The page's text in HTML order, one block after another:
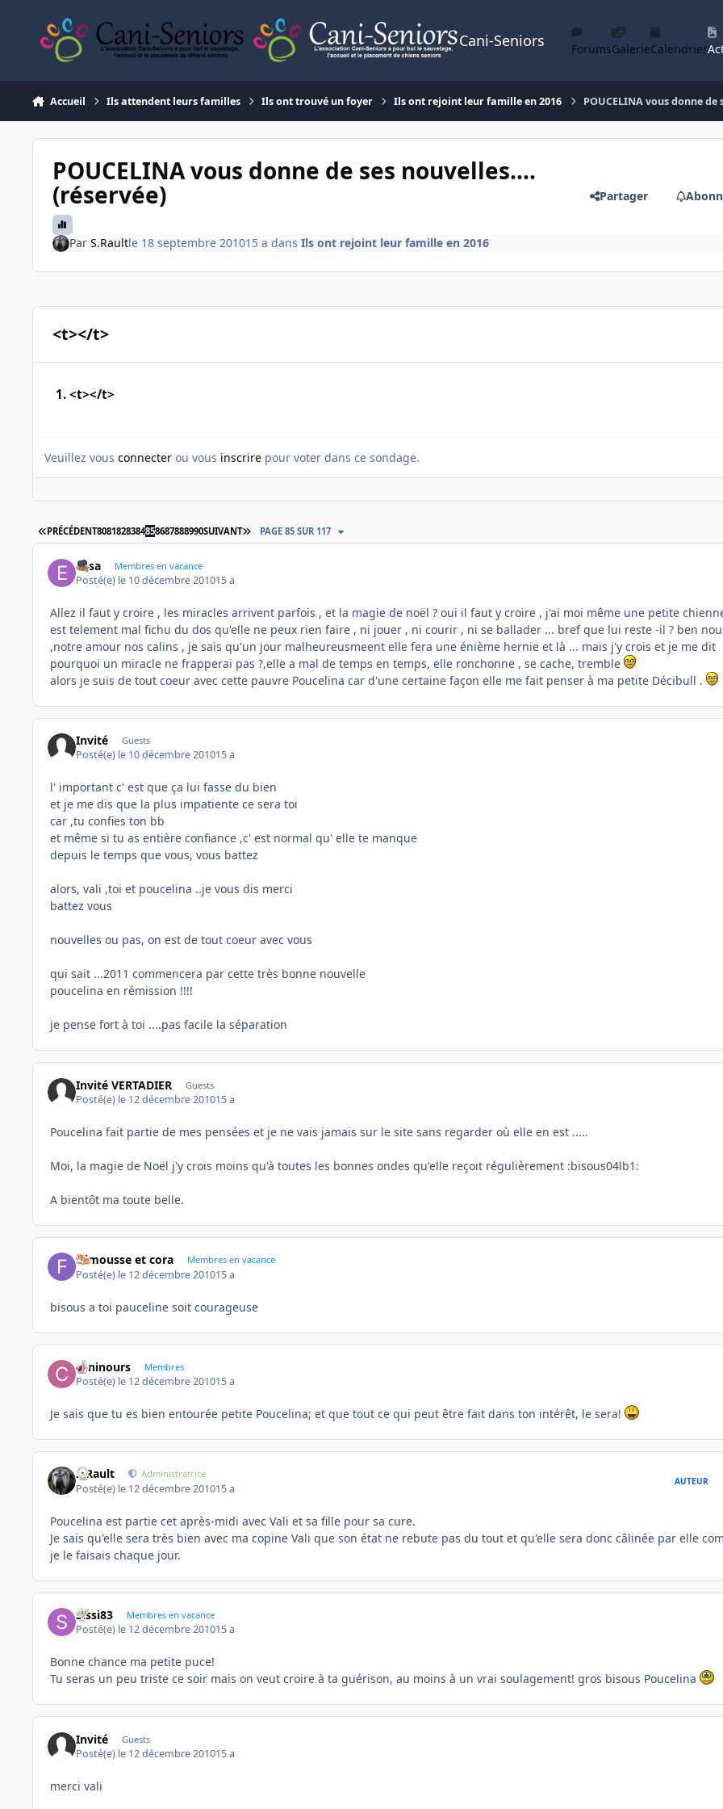
Cani-Seniors ForumsGalerieCalendrier
Accueil Ils attendent leurs familles Ils ont trouvé un foyer Ils ont rejoint leur famille en 2016 POUCELINA vous donne
POUCELINA vous donne de ses nouvelles....
(réservée) Partager
Par S.Raultle 18 septembre 201015 a dans Ils ont rejoint leur famille en 2016
<t></t>
1. <t></t>
Veuillez vous connecter ou vous inscrire pour voter dans ce sondage.
PREMIÈRE PAGE
PRÉCÉDENT8081828384858687888990SUIVANT DERNIÈRE PAGE
PAGE 85 SUR 117
Elisa Membres en vacance
Posté(e) le 10 décembre 201015 a
Allez il faut y croire , les miracles arrivent parfois , et la magie de noël ? oui il faut y croire , j'ai moi même une petite
est telement mal fichu du dos qu'elle ne peux rien faire , ni jouer , ni courir , ni se ballader ... bref que lui reste -il ? ben
,notre amour nos calins , je sais qu'un jour malheureusmeent elle fera une énième hernie et là ... mais j'y crois et je me dit
pourquoi un miracle ne frapperai pas ?,elle a mal de temps en temps, elle ronchonne , se cache, tremble
alors je suis de tout coeur avec cette pauvre Poucelina car d'une certaine façon elle me fait penser à ma petite Décibull .
Invité Guests
Posté(e) le 10 décembre 201015 a
l' important c' est que ça lui fasse du bien
et je me dis que la plus impatiente ce sera toi
car ,tu confies ton bb
et même si tu as entière confiance ,c' est normal qu' elle te manque
depuis le temps que vous, vous battez
alors, vali ,toi et poucelina ..je vous dis merci
battez vous
nouvelles ou pas, on est de tout coeur avec vous
qui sait ...2011 commencera par cette très bonne nouvelle
poucelina en rémission !!!!
je pense fort à toi ....pas facile la séparation
Invité VERTADIER Guests
Posté(e) le 12 décembre 201015 a
Poucelina fait partie de mes pensées et je ne vais jamais sur le site sans regarder où elle en est .....
Moi, la magie de Noël j'y crois moins qu'à toutes les bonnes ondes qu'elle reçoit régulièrement :bisous04lb1:
A bientôt ma toute belle.
frimousse et cora Membres en vacance
Posté(e) le 12 décembre 201015 a
bisous a toi pauceline soit courageuse
caninours Membres
Posté(e) le 12 décembre 201015 a
Je sais que tu es bien entourée petite Poucelina; et que tout ce qui peut être fait dans ton intérêt, le sera!
S.Rault Administratrice
Posté(e) le 12 décembre 201015 a
AUTEUR
Poucelina est partie cet après-midi avec Vali et sa fille pour sa cure.
Je sais qu'elle sera très bien avec ma copine Vali que son état ne rebute pas du tout et qu'elle sera donc câlinée par elle
je le faisais chaque jour.
Sissi83 Membres en vacance
Posté(e) le 12 décembre 201015 a
Bonne chance ma petite puce!
Tu seras un peu triste ce soir mais on veut croire à ta guérison, au moins à un vrai soulagement! gros bisous Poucelina
Invité Guests
Posté(e) le 12 décembre 201015 a
merci vali